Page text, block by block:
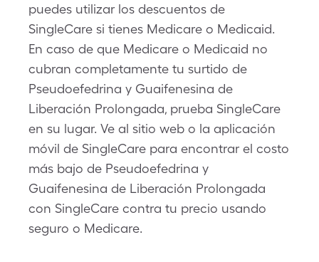
puedes utilizar los descuentos de
SingleCare si tienes Medicare o Medicaid.
En caso de que Medicare o Medicaid no
cubran completamente tu surtido de
Pseudoefedrina y Guaifenesina de
Liberación Prolongada, prueba SingleCare
en su lugar. Ve al sitio web o la aplicación
móvil de SingleCare para encontrar el costo
más bajo de Pseudoefedrina y
Guaifenesina de Liberación Prolongada
con SingleCare contra tu precio usando
seguro o Medicare.